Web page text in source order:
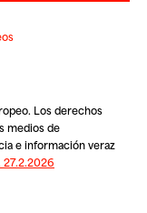
Los derechos
medios de
e información veraz